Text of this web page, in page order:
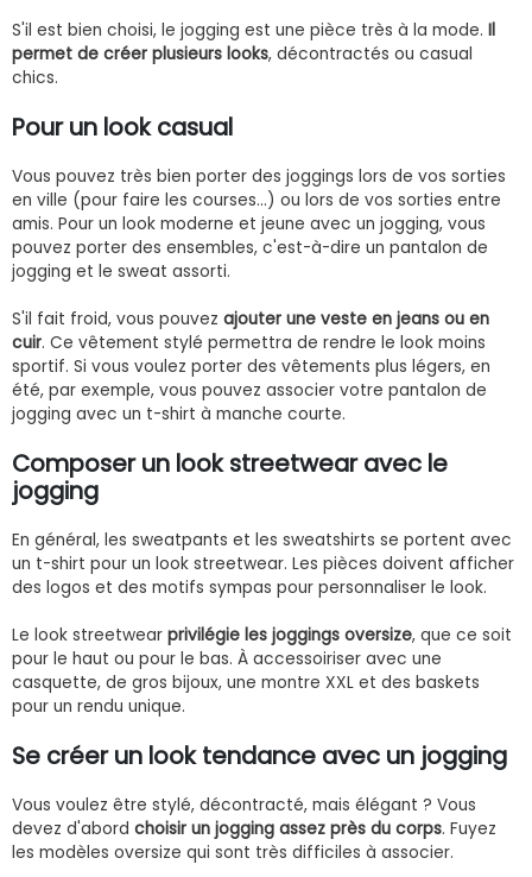
S'il est bien choisi, le jogging est une pièce très à la mode. Il
permet de créer plusieurs looks, décontractés ou casual
chics.
Pour un look casual
Vous pouvez très bien porter des joggings lors de vos sorties
en ville (pour faire les courses…) ou lors de vos sorties entre
amis. Pour un look moderne et jeune avec un jogging, vous
pouvez porter des ensembles, c'est-à-dire un pantalon de
jogging et le sweat assorti.
S'il fait froid, vous pouvez ajouter une veste en jeans ou en
cuir. Ce vêtement stylé permettra de rendre le look moins
sportif. Si vous voulez porter des vêtements plus légers, en
été, par exemple, vous pouvez associer votre pantalon de
jogging avec un t-shirt à manche courte.
Composer un look streetwear avec le
jogging
En général, les sweatpants et les sweatshirts se portent avec
un t-shirt pour un look streetwear. Les pièces doivent afficher
des logos et des motifs sympas pour personnaliser le look.
Le look streetwear privilégie les joggings oversize, que ce soit
pour le haut ou pour le bas. À accessoiriser avec une
casquette, de gros bijoux, une montre XXL et des baskets
pour un rendu unique.
Se créer un look tendance avec un jogging
Vous voulez être stylé, décontracté, mais élégant ? Vous
devez d'abord choisir un jogging assez près du corps. Fuyez
les modèles oversize qui sont très difficiles à associer.